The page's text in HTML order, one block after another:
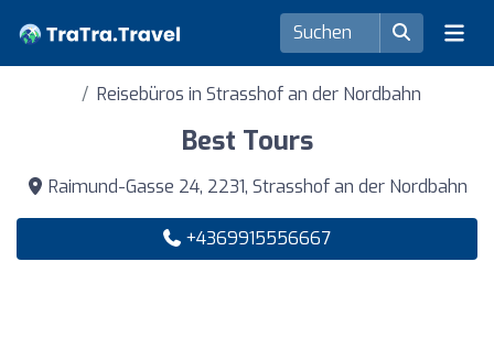
Reisebüros in Strasshof an der Nordbahn
Best Tours
Raimund-Gasse 24, 2231, Strasshof an der Nordbahn
+4369915556667